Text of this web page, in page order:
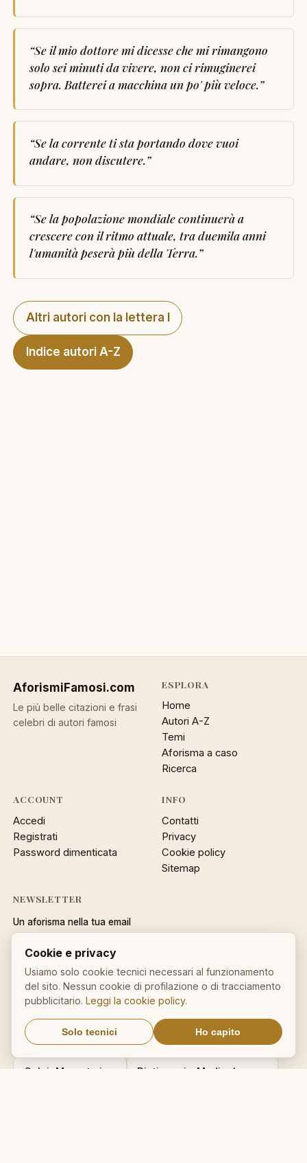
“Se il mio dottore mi dicesse che mi rimangono
solo sei minuti da vivere, non ci rimuginerei
sopra. Batterei a macchina un po' più veloce.”
“Se la corrente ti sta portando dove vuoi
andare, non discutere.”
“Se la popolazione mondiale continuerà a
crescere con il ritmo attuale, tra duemila anni
l'umanità peserà più della Terra.”
Altri autori con la lettera I
Indice autori A-Z
AforismiFamosi.com
Le più belle citazioni e frasi
celebri di autori famosi
ESPLORA
Home
Autori A-Z
Temi
Aforisma a caso
Ricerca
ACCOUNT
Accedi
Registrati
Password dimenticata
INFO
Contatti
Privacy
Cookie policy
Sitemap
NEWSLETTER
Un aforisma nella tua email
Nessuno spam. Cancellati con
un click.
IL NOSTRO NETWORK
CalcioMercato.in DictionnaireMedical.com
Cookie e privacy
Usiamo solo cookie tecnici necessari al funzionamento
del sito. Nessun cookie di profilazione o di tracciamento
pubblicitario.Leggi la cookie policy.
Solo tecnici Ho capito